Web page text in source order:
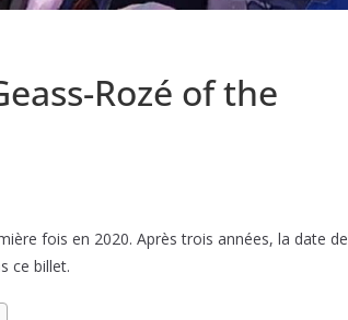
Rozé of the
fois en 2020. Après trois années, la date de
ce billet.